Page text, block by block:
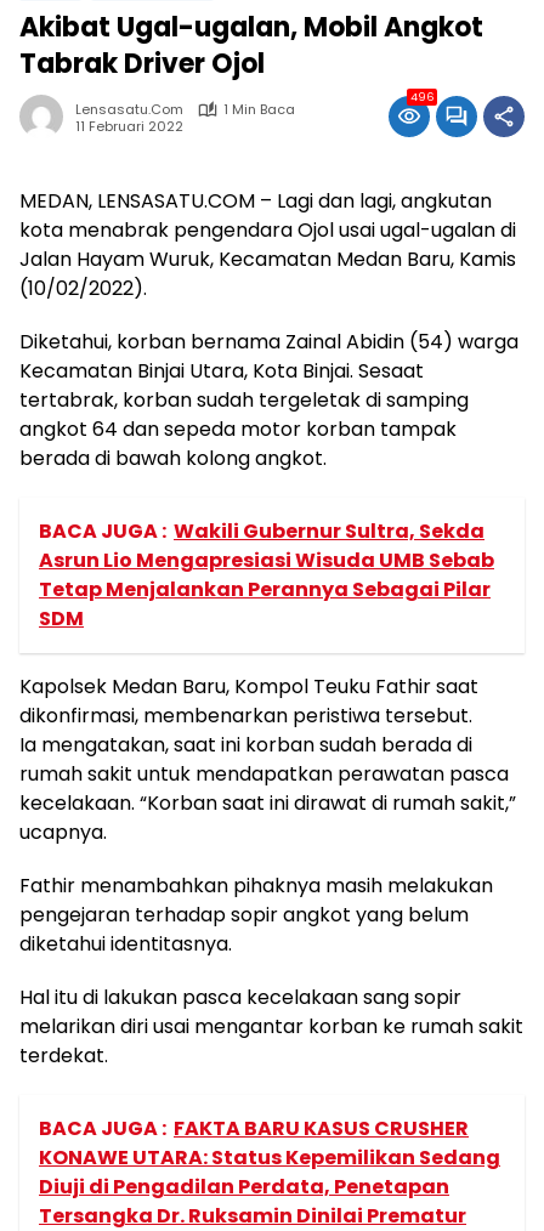
Akibat Ugal-ugalan, Mobil Angkot
Tabrak Driver Ojol
Lensasatu.com
1 Min Baca
11 Februari 2022
496
MEDAN, LENSASATU.COM – Lagi dan lagi, angkutan
kota menabrak pengendara Ojol usai ugal-ugalan di
Jalan Hayam Wuruk, Kecamatan Medan Baru, Kamis
(10/02/2022).
Diketahui, korban bernama Zainal Abidin (54) warga
Kecamatan Binjai Utara, Kota Binjai. Sesaat
tertabrak, korban sudah tergeletak di samping
angkot 64 dan sepeda motor korban tampak
berada di bawah kolong angkot.
BACA JUGA : Wakili Gubernur Sultra, Sekda
Asrun Lio Mengapresiasi Wisuda UMB Sebab
Tetap Menjalankan Perannya Sebagai Pilar
SDM
Kapolsek Medan Baru, Kompol Teuku Fathir saat
dikonfirmasi, membenarkan peristiwa tersebut.
Ia mengatakan, saat ini korban sudah berada di
rumah sakit untuk mendapatkan perawatan pasca
kecelakaan. “Korban saat ini dirawat di rumah sakit,”
ucapnya.
Fathir menambahkan pihaknya masih melakukan
pengejaran terhadap sopir angkot yang belum
diketahui identitasnya.
Hal itu di lakukan pasca kecelakaan sang sopir
melarikan diri usai mengantar korban ke rumah sakit
terdekat.
BACA JUGA : FAKTA BARU KASUS CRUSHER
KONAWE UTARA: Status Kepemilikan Sedang
Diuji di Pengadilan Perdata, Penetapan
Tersangka Dr. Ruksamin Dinilai Prematur